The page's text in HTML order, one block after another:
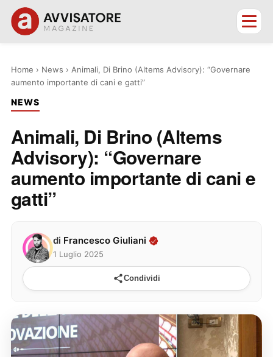
Home › News › Animali, Di Brino (Altems Advisory): “Governare
aumento importante di cani e gatti”
NEWS
Animali, Di Brino (Altems
Advisory): “Governare
aumento importante di cani e
gatti”
di Francesco Giuliani
1 Luglio 2025
Condividi